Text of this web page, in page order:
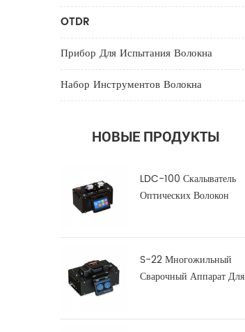
OTDR
Прибор Для Испытания Волокна
Набор Инструментов Волокна
НОВЫЕ ПРОДУКТЫ
LDC-100 Скалыватель
Оптических Волокон
S-22 Многожильный
Сварочный Аппарат Для